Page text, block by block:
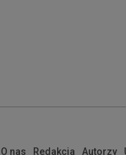
O nas Redakcja Autorzy